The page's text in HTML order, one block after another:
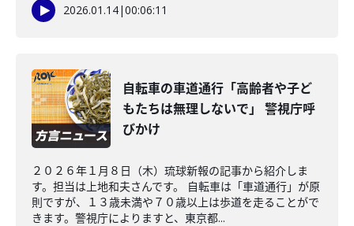
2026.01.14|00:06:11
自転車の車道通行「高齢者や子ど
もたちは無理しないで」 警視庁呼
びかけ
２０２６年１月８日（木）琉球新報の記事から紹介しま
す。担当は上地和夫さんです。 自転車は「車道通行」が原
則ですが、１３歳未満や７０歳以上は歩道を走ることがで
きます。警視庁によりますと、東京都...